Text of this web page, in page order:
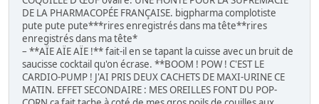
DE LA PHARMACOPÉE FRANÇAISE. bigpharma complotiste
pute pute pute***rires enregistrés dans ma tête**rires
enregistrés dans ma tête*
– **AÏE AÏE AÏE !** fait-il en se tapant la cuisse avec un bruit de
saucisse cocktail qu'on écrase. **BOOM ! POW ! C'EST LE
CARDIO-PUMP ! J'AI PRIS DEUX CACHETS DE MAXI-URINE CE
MATIN. EFFET SECONDAIRE : MES OREILLES FONT DU POP-